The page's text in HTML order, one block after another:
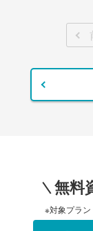
無料
※対象プラ